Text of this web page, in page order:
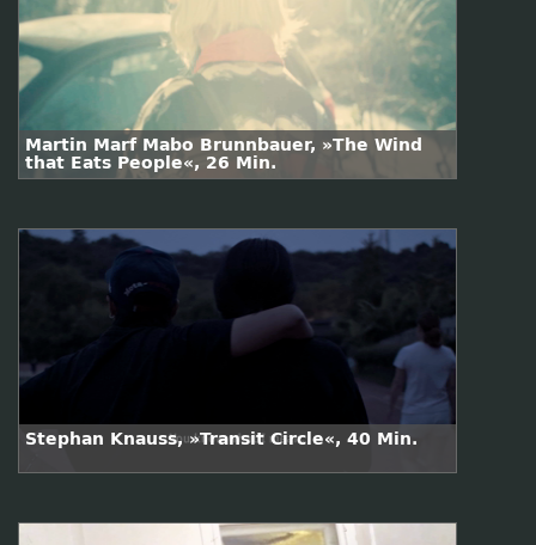
Martin Marf Mabo Brunnbauer, »The Wind
that Eats People«, 26 Min.
Stephan Knauss, »Transit Circle«, 40 Min.